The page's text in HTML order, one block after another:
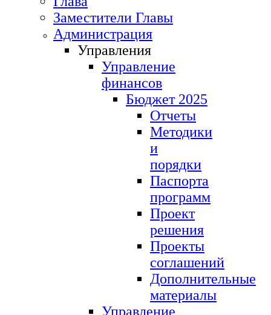
Заместители Главы
Администрация
Управления
Управление
финансов
Бюджет 2025
Отчеты
Методики
и
порядки
Паспорта
программ
Проект
решения
Проекты
соглашений
Дополнительные
материалы
Управление